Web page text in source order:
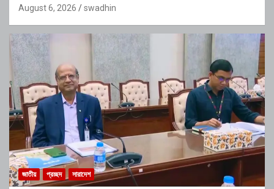
August 6, 2026 swadhin
জাতীয় প্রচ্ছদ সারাদেশ